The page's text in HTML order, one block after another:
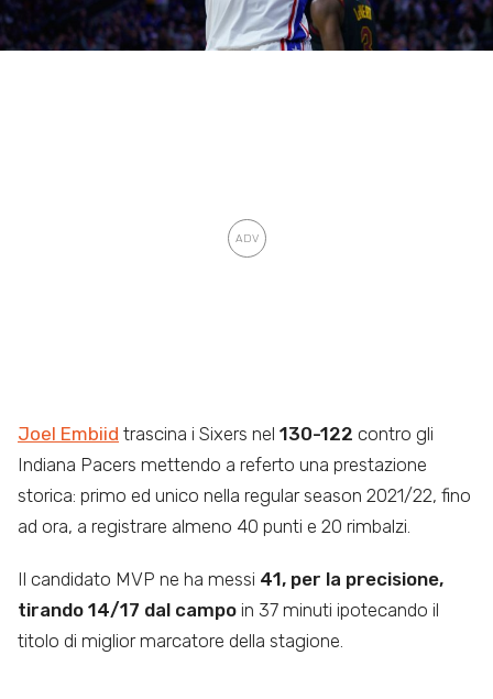
Joel Embiid trascina i Sixers nel 130-122 contro gli
Indiana Pacers mettendo a referto una prestazione
storica: primo ed unico nella regular season 2021/22, fino
ad ora, a registrare almeno 40 punti e 20 rimbalzi.
Il candidato MVP ne ha messi 41, per la precisione,
tirando 14/17 dal campo in 37 minuti ipotecando il
titolo di miglior marcatore della stagione.